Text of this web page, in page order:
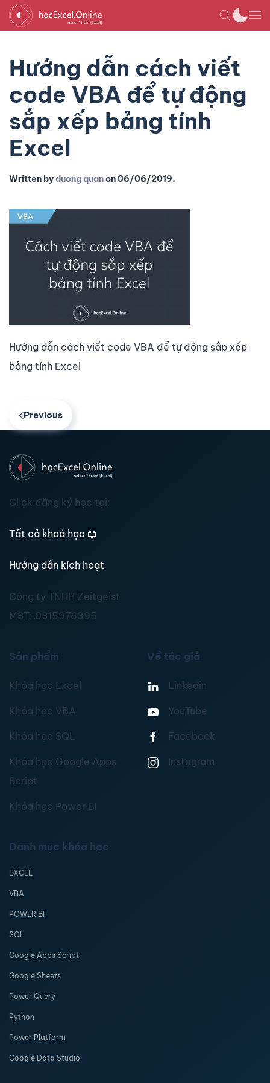
Hướng dẫn cách viết
code VBA để tự động
sắp xếp bảng tính
Excel
Written byduong quanon06/06/2019.
Hướng dẫn cách viết code VBA để tự động sắp xếp
bảng tính Excel
Previous
Click đăng ký học tại:
Tất cả khoá học 📖
Hướng dẫn kích hoạt
Công ty TNHH Zeitgeist
MST: 0315976395
Sản phẩm
Khóa học Excel
Khóa học VBA
Khóa học SQL
Khóa học Google Apps
Script
Khóa học Power BI
Về tác giả
Linkedin
YouTube
Facebook
Instagram
Danh mục khóa học
EXCEL
VBA
POWER BI
SQL
Google Apps Script
Google Sheets
Power Query
Python
Power Platform
Google Data Studio